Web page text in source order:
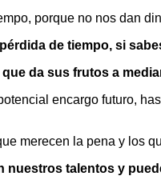
porque no nos dan
de tiempo, si
da sus frutos a
encargo futuro,
merecen la pena y los
nuestros talentos y